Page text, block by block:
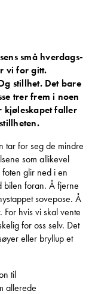
små hverdags­
vi for gitt.
stillhet. Det bare
trer frem i noen
kjøleskapet faller
tar for seg de mindre
som allikevel
glir ned i en
bilen foran. Å fjerne
sovepose. Å
hvis vi skal vente
for oss selv. Det
eller bryllup et
til
allerede